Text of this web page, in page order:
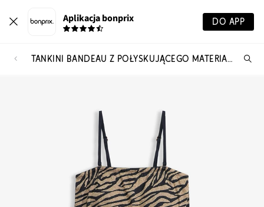
Aplikacja bonprix DO APP
TANKINI BANDEAU Z POŁYSKUJĄCEGO MATERIAŁU (KOMPLET 2-CZ.)